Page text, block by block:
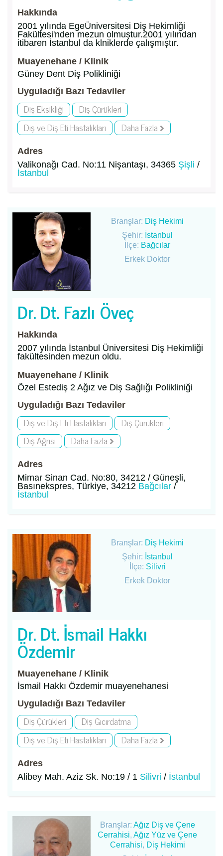
Hakkında
2001 yılında EgeÜniversitesi Diş Hekimliği
Fakültesi'nden mezun olmuştur.2001 yılından
itibaren İstanbul da klniklerde çalışmıştır.
Muayenehane / Klinik
Güney Dent Diş Polikliniği
Uyguladığı Bazı Tedaviler
Diş Eksikliği
Diş Çürükleri
Diş ve Diş Eti Hastalıkları
Daha Fazla
Adres
Valikonağı Cad. No:11 Nişantaşı, 34365 Şişli /
İstanbul
Branşlar: Diş Hekimi
Şehir: İstanbul
İlçe: Bağcılar
Erkek Doktor
Dr. Dt. Fazlı Öveç
Hakkında
2007 yılında İstanbul Üniversitesi Diş Hekimliği
fakültesinden mezun oldu.
Muayenehane / Klinik
Özel Estediş 2 Ağız ve Diş Sağlığı Polikliniği
Uyguladığı Bazı Tedaviler
Diş ve Diş Eti Hastalıkları
Diş Çürükleri
Diş Ağrısı
Daha Fazla
Adres
Mimar Sinan Cad. No:80, 34212 / Güneşli,
Basınekspres, Türkiye, 34212 Bağcılar /
İstanbul
Branşlar: Diş Hekimi
Şehir: İstanbul
İlçe: Silivri
Erkek Doktor
Dr. Dt. İsmail Hakkı
Özdemir
Muayenehane / Klinik
İsmail Hakkı Özdemir muayenehanesi
Uyguladığı Bazı Tedaviler
Diş Çürükleri
Diş Gıcırdatma
Diş ve Diş Eti Hastalıkları
Daha Fazla
Adres
Alibey Mah. Aziz Sk. No:19 / 1 Silivri / İstanbul
Branşlar: Ağız Diş ve Çene
Cerrahisi,Ağız Yüz ve Çene
Cerrahisi, Diş Hekimi